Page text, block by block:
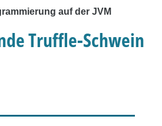
auf der JVM
Truffle-Schwein